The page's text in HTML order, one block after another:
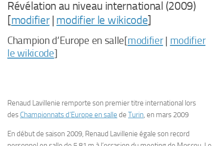
Révélation au niveau international (2009)
[modifier| modifier le wikicode]
Champion d’Europe en salle[modifier| modifier
le wikicode]
Renaud Lavillenie remporte son premier titre international lors
des Championnats d’Europe en salle de Turin, en mars 2009
En début de saison 2009, Renaud Lavillenie égale son record